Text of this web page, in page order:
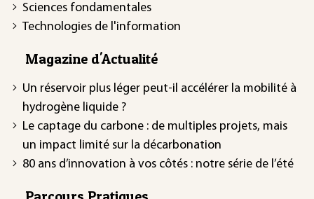
Sciences fondamentales
Technologies de l'information
Magazine d'Actualité
Un réservoir plus léger peut-il accélérer la mobilité à
hydrogène liquide ?
Le captage du carbone : de multiples projets, mais
un impact limité sur la décarbonation
80 ans d’innovation à vos côtés : notre série de l’été